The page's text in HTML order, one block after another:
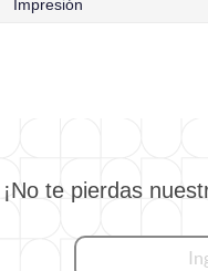
Impresión
¡No te pierdas